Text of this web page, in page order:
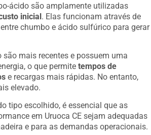
ácido são amplamente utilizadas
inicial. Elas funcionam através de
chumbo e ácido sulfúrico para gerar
mais recentes e possuem uma
o que permitetempos de
e recargas mais rápidas. No entanto,
elevado.
tipo escolhido, é essencial que as
em Uruoca CE sejam adequadas
e para as demandas operacionais.